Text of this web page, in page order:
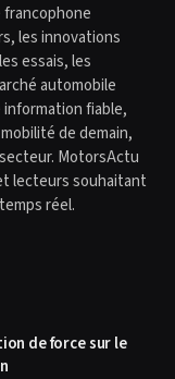
les innovations
essais, les
automobile
fiable,
de demain,
MotorsActu
lecteurs souhaitant
réel.
de force sur le